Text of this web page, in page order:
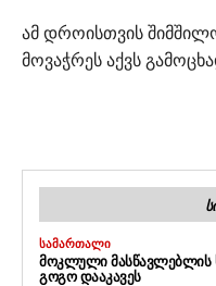
ამ დროისთვის
მოვაჭრეს აქვს
ᲡᲐᲛᲐᲠᲗᲐᲚᲘ
ᲛᲝᲙᲚᲣᲚᲘ ᲛᲐᲡᲬᲐᲕᲚᲔᲑᲚᲘᲡ
ᲒᲝᲒᲝ ᲓᲐᲐᲙᲐᲕᲔᲡ